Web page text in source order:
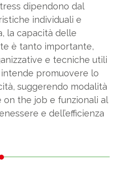
dipendono dal
individuali e
la capacità delle
è tanto importante,
e tecniche utili
promuovere lo
suggerendo modalità
on the job e funzionali al
e dell’efficienza